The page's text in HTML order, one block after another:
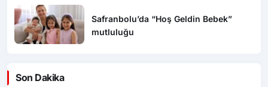
Safranbolu’da “Hoş Geldin Bebek”
mutluluğu
Son Dakika